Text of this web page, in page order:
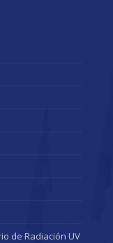
de Radiación UV